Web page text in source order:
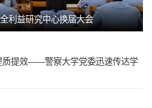
利益研究中心换届大会
质提效——警察大学党委迅速传达学